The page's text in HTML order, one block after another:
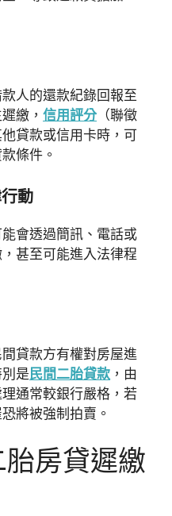
人的還款紀錄回報至
繳， 信用評分（聯徵
貸款或信用卡時，可
條件。
動
會透過簡訊、電話或
甚至可能進入法律程
貸款方有權對房屋進
是 民間二胎貸款 ，由
通常較銀行嚴格，若
將被強制拍賣。
房貸遲繳